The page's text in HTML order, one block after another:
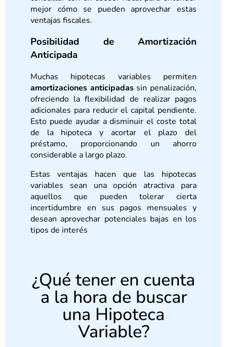
mejor cómo se pueden aprovechar estas
ventajas fiscales.
Posibilidad de Amortización
Anticipada
Muchas hipotecas variables permiten
amortizaciones anticipadassin penalización,
ofreciendo la flexibilidad de realizar pagos
adicionales para reducir el capital pendiente.
Esto puede ayudar a disminuir el coste total
de la hipoteca y acortar el plazo del
préstamo, proporcionando un ahorro
considerable a largo plazo.
Estas ventajas hacen que las hipotecas
variables sean una opción atractiva para
aquellos que pueden tolerar cierta
incertidumbre en sus pagos mensuales y
desean aprovechar potenciales bajas en los
tipos de interés
¿Qué tener en cuenta
a la hora de buscar
una Hipoteca
Variable?